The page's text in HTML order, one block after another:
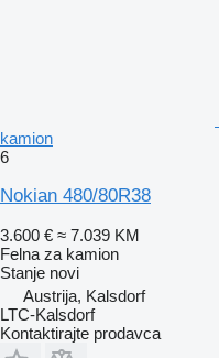
kamion
6
Nokian 480/80R38
3.600 € ≈ 7.039 KM
Felna za kamion
Stanje novi
Austrija, Kalsdorf
LTC-Kalsdorf
Kontaktirajte prodavca